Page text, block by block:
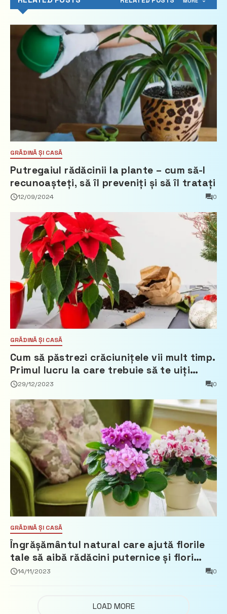
GRĂDINĂ ȘI CASĂ
Putregaiul rădăcinii la plante – cum să-l
recunoașteți, să îl preveniți și să îl tratați
12/09/2024 0
GRĂDINĂ ȘI CASĂ
Cum să păstrezi crăciunițele vii mult timp.
Primul lucru la care trebuie să te uiți
când cumperi aceste flori frumoase și
29/12/2023 0
GRĂDINĂ ȘI CASĂ
Îngrășământul natural care ajută florile
tale să aibă rădăcini puternice și flori
constant
14/11/2023 0
LOAD MORE